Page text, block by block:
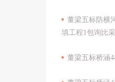
董梁五标防横
填工程1包询比
董梁五标桥涵